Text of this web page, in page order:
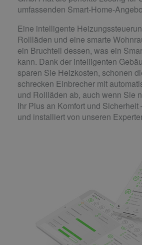
umfassenden Smart-Home-
Eine intelligente
Rollläden und eine smarte
ein Bruchteil dessen, was ein
kann. Dank der intelligenten
sparen Sie Heizkosten, schonen
schrecken Einbrecher mit
und Rollläden ab, auch wenn Sie
Ihr Plus an Komfort und
und installiert von unseren